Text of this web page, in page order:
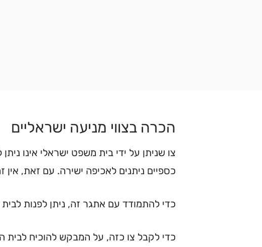
הכרה בצווי מניעה ישראליים
צו שניתן על ידי בית משפט ישראלי אינו
כספיים ניתנים לאכיפה ישירה. עם זאת,
כדי להתמודד עם אתגר זה, ניתן לפנות
כדי לקבל צו כזה, על המבקש להוכיח לבית